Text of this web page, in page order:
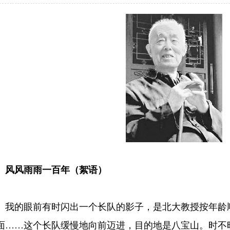
雨雨一百年（絮语）
眼前有时闪出一个长队的影子，是北大教授按年龄
……这个长队缓慢地向前迈进，目的地是八宝山。时不